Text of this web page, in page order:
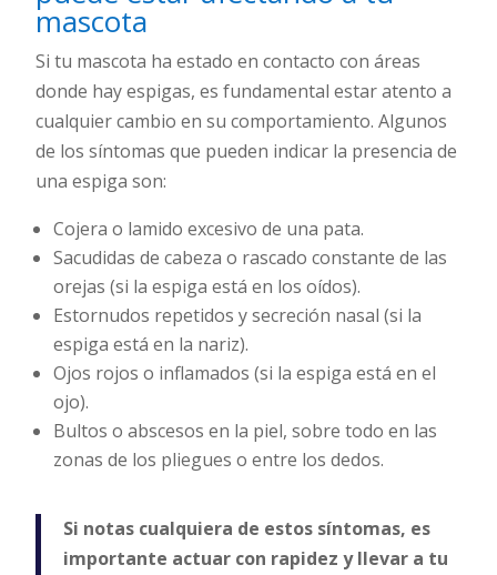
mascota
Si tu mascota ha estado en contacto con áreas
donde hay espigas, es fundamental estar atento a
cualquier cambio en su comportamiento. Algunos
de los síntomas que pueden indicar la presencia de
una espiga son:
Cojera o lamido excesivo de una pata.
Sacudidas de cabeza o rascado constante de las
orejas (si la espiga está en los oídos).
Estornudos repetidos y secreción nasal (si la
espiga está en la nariz).
Ojos rojos o inflamados (si la espiga está en el
ojo).
Bultos o abscesos en la piel, sobre todo en las
zonas de los pliegues o entre los dedos.
Si notas cualquiera de estos síntomas, es
importante actuar con rapidez y llevar a tu